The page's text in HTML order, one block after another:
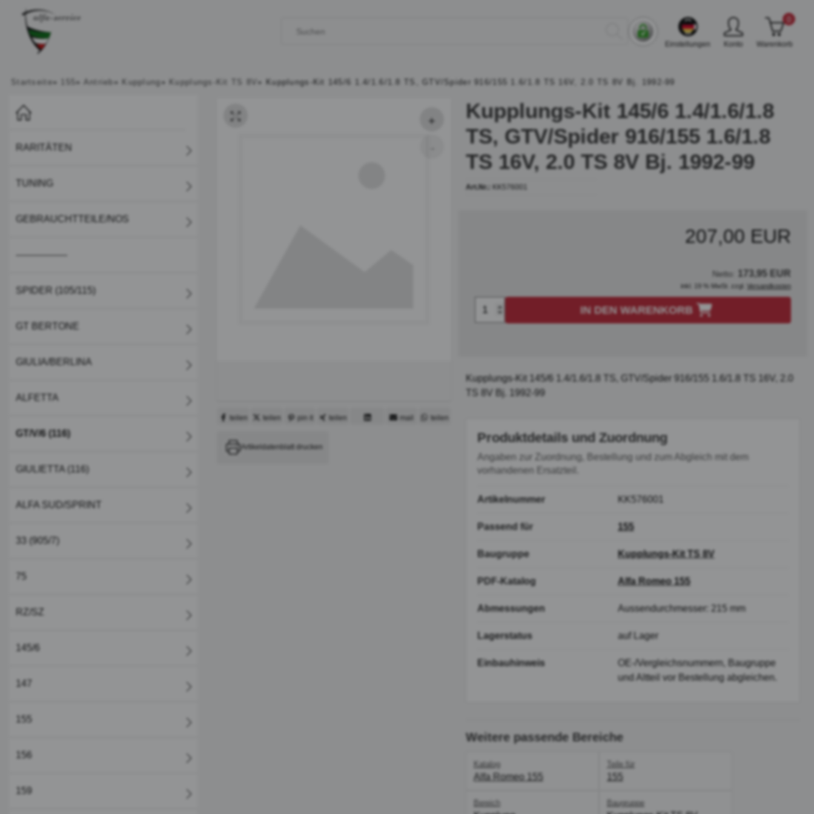
Einstellungen Konto Warenkorb
Startseite» » Antrieb » Kupplung » Kupplungs-Kit TS 8V » Kupplungs-Kit 145/6 1.4/1.6/1.8 TS, GTV/Spider 916/155 1.6/1.8 TS 16V, 2.0 TS 8V Bj. 1992-99
RARITÄTEN
TUNING
GEBRAUCHTTEILE/NOS
SPIDER (105/115)
GT BERTONE
GIULIA/BERLINA
ALFETTA
GT/V/6 (116)
GIULIETTA (116)
ALFA SUD/SPRINT
33 (905/7)
75
RZ/SZ
145/6
147
156
teilen teilen pin it
teilen
mail teilen
Artikeldatenblatt drucken
Kupplungs-Kit 145/6 1.4/1.6/1.8
TS, GTV/Spider 916/155 1.6/1.8
TS 16V, 2.0 TS 8V Bj. 1992-99
Art.Nr.: KK576001
207,00 EUR
Netto: 173,95 EUR
inkl. 19 % MwSt. zzgl. Versandkosten
IN DEN WARENKORB
Kupplungs-Kit 145/6 1.4/1.6/1.8 TS, GTV/Spider 916/155 1.6/1.8 TS 16V, 2.0
TS 8V Bj. 1992-99
Produktdetails und Zuordnung
Angaben zur Zuordnung, Bestellung und zum Abgleich mit dem
vorhandenen Ersatzteil.
Artikelnummer KK576001
Passend für 155
Baugruppe Kupplungs-Kit TS 8V
PDF-Katalog Alfa Romeo 155
Abmessungen Aussendurchmesser: 215 mm
Lagerstatus auf Lager
Einbauhinweis
OE-/Vergleichsnummern, Baugruppe
und Altteil vor Bestellung abgleichen.
Weitere passende Bereiche
Katalog
Alfa Romeo 155
Teile für
155
Bereich Baugruppe